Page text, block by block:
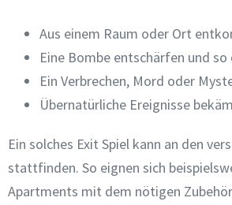
Aus einem Raum oder Ort
Eine Bombe entschärfen und
Ein Verbrechen, Mord oder
Übernatürliche Ereignisse
Ein solches Exit Spiel kann an den
stattfinden. So eignen sich
Apartments mit dem nötigen